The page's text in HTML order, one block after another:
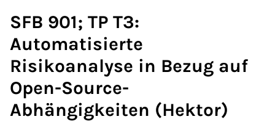
SFB 901; TP T3:
Automatisierte
Risikoanalyse in Bezug auf
Open-Source-
Abhängigkeiten (Hektor)